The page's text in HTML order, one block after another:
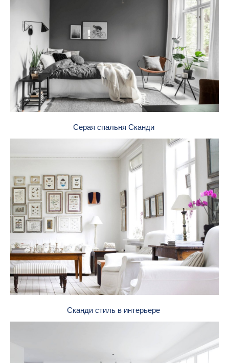
Серая спальня Сканди
Сканди стиль в интерьере